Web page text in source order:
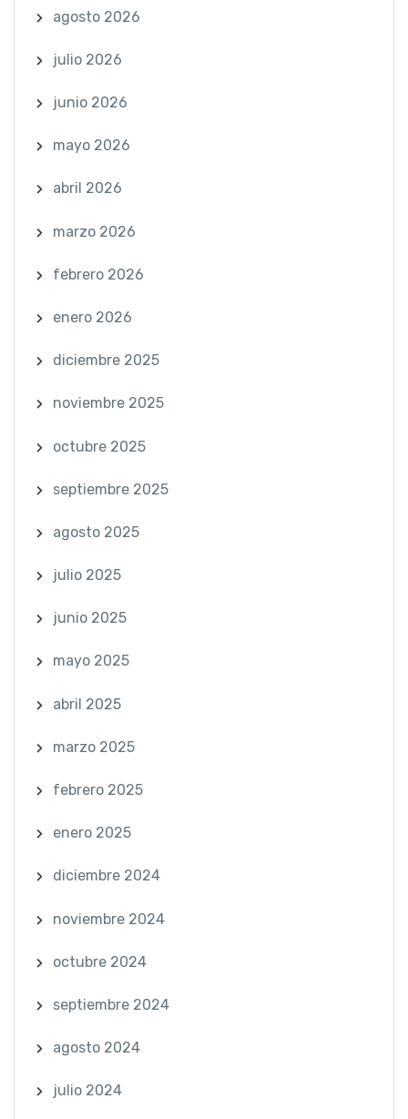
agosto 2026
julio 2026
junio 2026
mayo 2026
abril 2026
marzo 2026
febrero 2026
enero 2026
diciembre 2025
noviembre 2025
octubre 2025
septiembre 2025
agosto 2025
julio 2025
junio 2025
mayo 2025
abril 2025
marzo 2025
febrero 2025
enero 2025
diciembre 2024
noviembre 2024
octubre 2024
septiembre 2024
agosto 2024
julio 2024